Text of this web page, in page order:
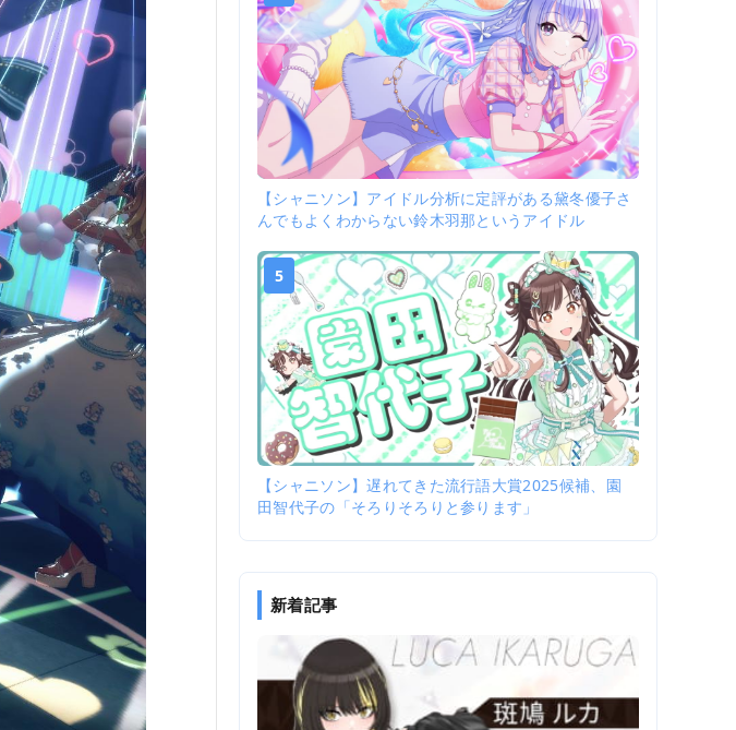
【シャニソン】アイドル分析に定評がある黛冬優子さ
んでもよくわからない鈴木羽那というアイドル
5
【シャニソン】遅れてきた流行語大賞2025候補、園
田智代子の「そろりそろりと参ります」
新着記事